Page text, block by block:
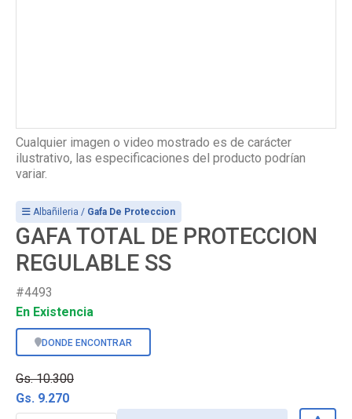
Cualquier imagen o video mostrado es de carácter
ilustrativo, las especificaciones del producto podrían
variar.
Albañileria / Gafa De Proteccion
GAFA TOTAL DE PROTECCION
REGULABLE SS
#4493
En Existencia
DONDE ENCONTRAR
Gs. 10.300
Gs. 9.270